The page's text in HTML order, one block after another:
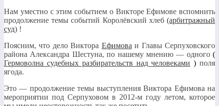
Нам уместно с этим событием о Викторе Ефимове вспомнить
продолжение темы событий Королёвский хлеб (арбитражный
суд) !
Поясним, что дело Виктора Ефимова и Главы Серпуховского
района Александра Шестуна, по нашему мнению — одного (
Гермоволна судебных разбирательств над человеками ) поля
ягода.
Это — продолжение темы выступления Виктора Ефимова на
мероприятии под Серпуховом в 2012-м году летом, которое